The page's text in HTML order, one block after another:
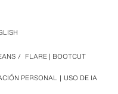
PERSONAL USO DE IA
/ FLARE | BOOTCUT